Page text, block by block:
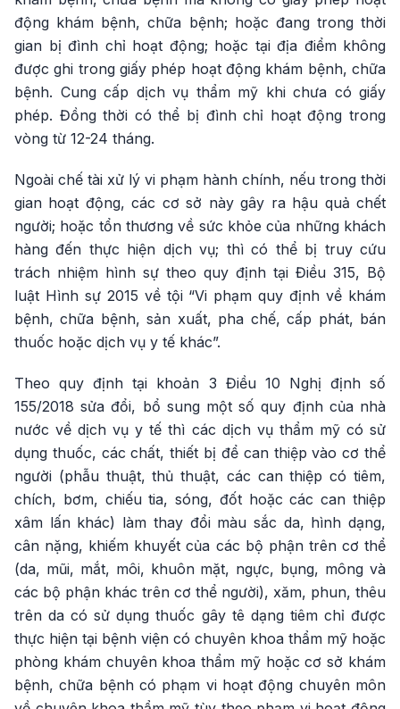
động khám bệnh, chữa bệnh; hoặc đang trong thời
gian bị đình chỉ hoạt động; hoặc tại địa điểm không
được ghi trong giấy phép hoạt động khám bệnh, chữa
bệnh. Cung cấp dịch vụ thẩm mỹ khi chưa có giấy
phép. Đồng thời có thể bị đình chỉ hoạt động trong
vòng từ 12-24 tháng.
Ngoài chế tài xử lý vi phạm hành chính, nếu trong thời
gian hoạt động, các cơ sở này gây ra hậu quả chết
người; hoặc tổn thương về sức khỏe của những khách
hàng đến thực hiện dịch vụ; thì có thể bị truy cứu
trách nhiệm hình sự theo quy định tại Điều 315, Bộ
luật Hình sự 2015 về tội “Vi phạm quy định về khám
bệnh, chữa bệnh, sản xuất, pha chế, cấp phát, bán
thuốc hoặc dịch vụ y tế khác”.
Theo quy định tại khoản 3 Điều 10 Nghị định số
155/2018 sửa đổi, bổ sung một số quy định của nhà
nước về dịch vụ y tế thì các dịch vụ thẩm mỹ có sử
dụng thuốc, các chất, thiết bị để can thiệp vào cơ thể
người (phẫu thuật, thủ thuật, các can thiệp có tiêm,
chích, bơm, chiếu tia, sóng, đốt hoặc các can thiệp
xâm lấn khác) làm thay đổi màu sắc da, hình dạng,
cân nặng, khiếm khuyết của các bộ phận trên cơ thể
(da, mũi, mắt, môi, khuôn mặt, ngực, bụng, mông và
các bộ phận khác trên cơ thể người), xăm, phun, thêu
trên da có sử dụng thuốc gây tê dạng tiêm chỉ được
thực hiện tại bệnh viện có chuyên khoa thẩm mỹ hoặc
phòng khám chuyên khoa thẩm mỹ hoặc cơ sở khám
bệnh, chữa bệnh có phạm vi hoạt động chuyên môn